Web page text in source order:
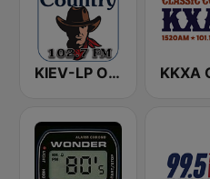
KIEV-LP Outlaw Country Radio